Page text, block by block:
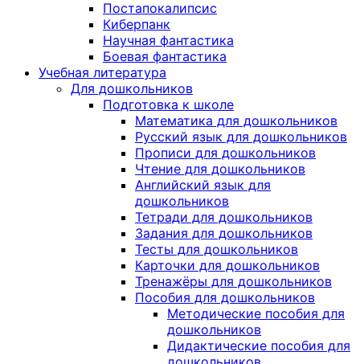
Постапокалипсис
Киберпанк
Научная фантастика
Боевая фантастика
Учебная литература
Для дошкольников
Подготовка к школе
Математика для дошкольников
Русский язык для дошкольников
Прописи для дошкольников
Чтение для дошкольников
Английский язык для
дошкольников
Тетради для дошкольников
Задания для дошкольников
Тесты для дошкольников
Карточки для дошкольников
Тренажёры для дошкольников
Пособия для дошкольников
Методические пособия для
дошкольников
Дидактические пособия для